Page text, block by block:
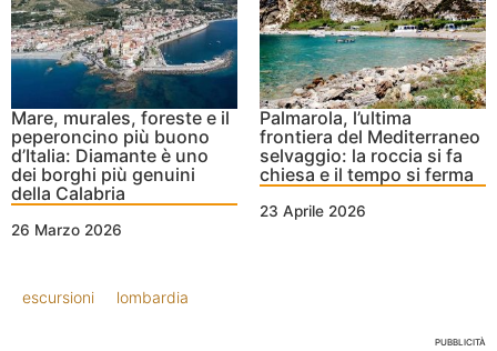
Mare, murales, foreste e il
peperoncino più buono
d’Italia: Diamante è uno
dei borghi più genuini
della Calabria
26 Marzo 2026
Palmarola, l’ultima
frontiera del Mediterraneo
selvaggio: la roccia si fa
chiesa e il tempo si ferma
23 Aprile 2026
escursioni lombardia
PUBBLICITÀ